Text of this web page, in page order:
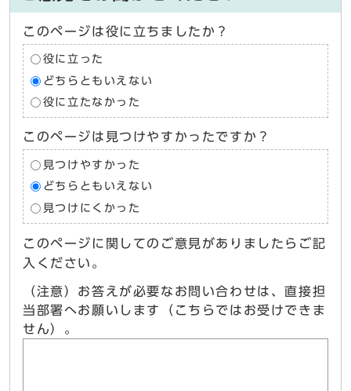
このページは役に立ちましたか？
役に立った
どちらともいえない
役に立たなかった
このページは見つけやすかったですか？
見つけやすかった
どちらともいえない
見つけにくかった
このページに関してのご意見がありましたらご記
入ください。
（注意）お答えが必要なお問い合わせは、直接担
当部署へお願いします（こちらではお受けできま
せん）。